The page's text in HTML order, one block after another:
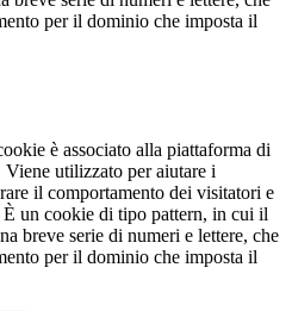
per il dominio che imposta il
è associato alla piattaforma di
utilizzato per aiutare i
il comportamento dei visitatori e
un cookie di tipo pattern, in cui il
breve serie di numeri e lettere, che
per il dominio che imposta il